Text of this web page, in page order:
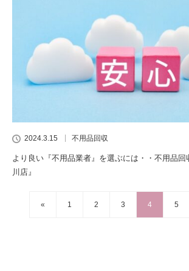
2024.3.15 不用品回収
より良い『不用品業者』を選ぶには・・不用品回
川店』
« 1 2 3 4 5